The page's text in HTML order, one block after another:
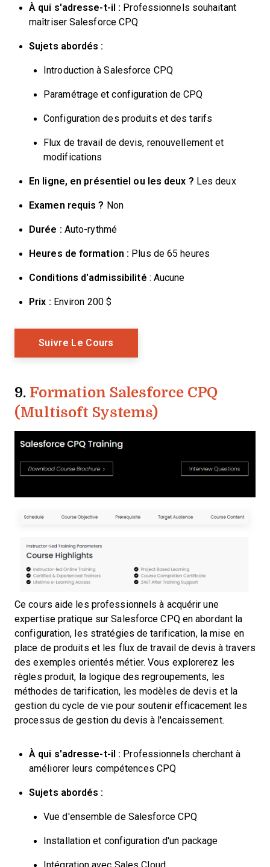
À qui s'adresse-t-il : Professionnels souhaitant
maîtriser Salesforce CPQ
Sujets abordés :
Introduction à Salesforce CPQ
Paramétrage et configuration de CPQ
Configuration des produits et des tarifs
Flux de travail de devis, renouvellement et
modifications
En ligne, en présentiel ou les deux ? Les deux
Examen requis ? Non
Durée : Auto-rythmé
Heures de formation : Plus de 65 heures
Conditions d'admissibilité : Aucune
Prix : Environ 200 $
Suivre Le Cours
9. Formation Salesforce CPQ
(Multisoft Systems)
Ce cours aide les professionnels à acquérir une
expertise pratique sur Salesforce CPQ en abordant la
configuration, les stratégies de tarification, la mise en
place de produits et les flux de travail de devis à travers
des exemples orientés métier. Vous explorerez les
règles produit, la logique des regroupements, les
méthodes de tarification, les modèles de devis et la
gestion du cycle de vie pour soutenir efficacement les
processus de gestion du devis à l'encaissement.
À qui s'adresse-t-il : Professionnels cherchant à
améliorer leurs compétences CPQ
Sujets abordés :
Vue d'ensemble de Salesforce CPQ
Installation et configuration d'un package
Intégration avec Sales Cloud